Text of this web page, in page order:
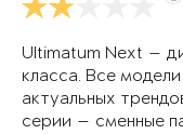
Ultimatum Next —
класса. Все
актуальных
серии — сменные